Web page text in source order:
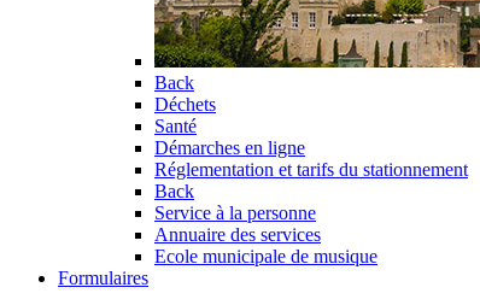
Back
Déchets
Santé
Démarches en ligne
Réglementation et tarifs du stationnement
Back
Service à la personne
Annuaire des services
Ecole municipale de musique
Formulaires